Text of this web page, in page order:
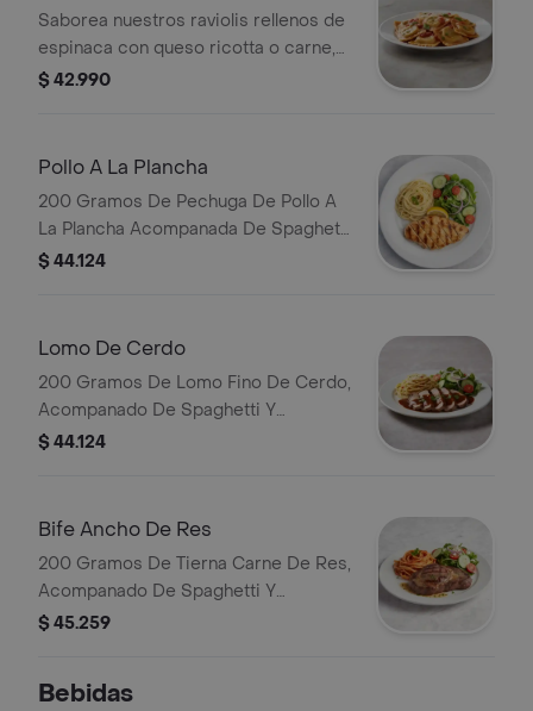
Saborea nuestros raviolis rellenos de
espinaca con queso ricotta o carne,
una opción perfecta para los amantes
$ 42.990
Pollo A La Plancha
200 Gramos De Pechuga De Pollo A
La Plancha Acompanada De Spaghetti
Y Ensalada De La Casa.
$ 44.124
Lomo De Cerdo
200 Gramos De Lomo Fino De Cerdo,
Acompanado De Spaghetti Y
Ensalada De La Casa.
$ 44.124
Bife Ancho De Res
200 Gramos De Tierna Carne De Res,
Acompanado De Spaghetti Y
Ensalada De La Casa
$ 45.259
Bebidas